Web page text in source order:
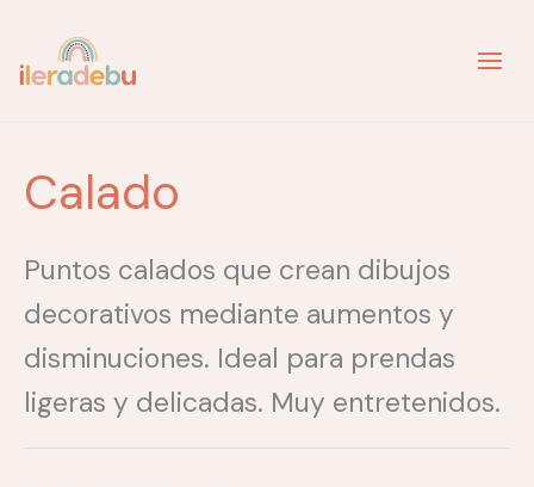
contenido
Calado
Puntos calados que crean dibujos
decorativos mediante aumentos y
disminuciones. Ideal para prendas
ligeras y delicadas. Muy entretenidos.